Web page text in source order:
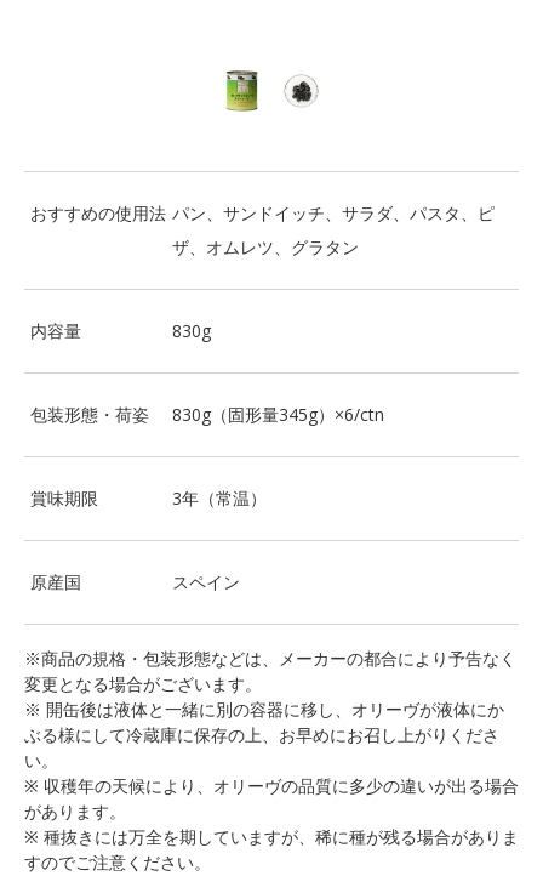
おすすめの使用法 パン、サンドイッチ、サラダ、パスタ、ピ
ザ、オムレツ、グラタン
内容量 830g
包装形態・荷姿 830g（固形量345g）×6/ctn
賞味期限 3年（常温）
原産国 スペイン
※商品の規格・包装形態などは、メーカーの都合により予告なく
変更となる場合がございます。
※ 開缶後は液体と一緒に別の容器に移し、オリーヴが液体にか
ぶる様にして冷蔵庫に保存の上、お早めにお召し上がりくださ
い。
※ 収穫年の天候により、オリーヴの品質に多少の違いが出る場合
があります。
※ 種抜きには万全を期していますが、稀に種が残る場合がありま
すのでご注意ください。